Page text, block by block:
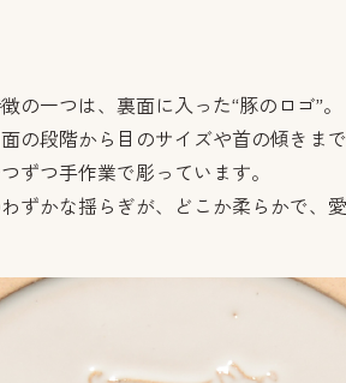
の一つは、裏面に入った“豚のロゴ”。
の段階から目のサイズや首の傾きま
ずつ手作業で彫っています。
ずかな揺らぎが、どこか柔らかで、